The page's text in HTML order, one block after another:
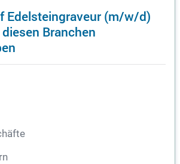
Edelsteingraveur (m/w/d)
Branchen